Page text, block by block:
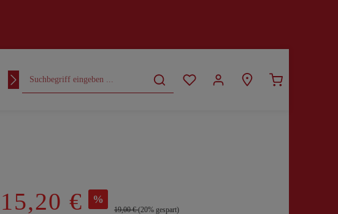
OUTFITS CURVY
15,20 € %
19,00 €(20% gespart)